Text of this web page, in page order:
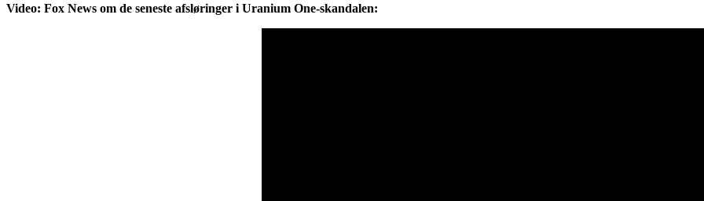
Video: Fox News om de seneste afsløringer i Uranium One-skandalen: